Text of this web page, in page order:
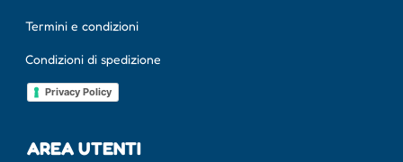
Termini e condizioni
Condizioni di spedizione
Privacy Policy
AREA UTENTI